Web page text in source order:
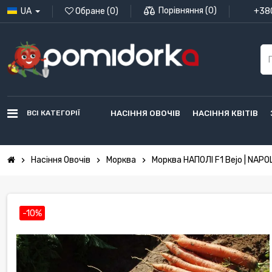
UA Обране (0) Порівняння (0)
ВСІ КАТЕГОРІЇ НАСІННЯ ОВОЧІВ НАСІННЯ КВІТІВ
chevron_right Насіння Овочів chevron_right Морква chevron_right Морква НАПОЛІ F1 Bejo |
-10%